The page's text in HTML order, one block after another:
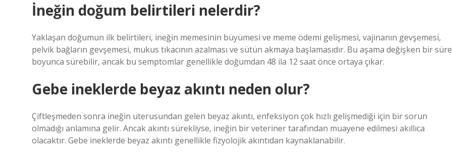
İneğin doğum belirtileri nelerdir?
Yaklaşan doğumun ilk belirtileri, ineğin memesinin büyümesi ve meme ödemi gelişmesi, vajinanın gevşemesi,
pelvik bağların gevşemesi, mukus tıkacının azalması ve sütün akmaya başlamasıdır. Bu aşama değişken bir süre
boyunca sürebilir, ancak bu semptomlar genellikle doğumdan 48 ila 12 saat önce ortaya çıkar.
Gebe ineklerde beyaz akıntı neden olur?
Çiftleşmeden sonra ineğin uterusundan gelen beyaz akıntı, enfeksiyon çok hızlı gelişmediği için bir sorun
olmadığı anlamına gelir. Ancak akıntı sürekliyse, ineğin bir veteriner tarafından muayene edilmesi akıllıca
olacaktır. Gebe ineklerde beyaz akıntı genellikle fizyolojik akıntıdan kaynaklanabilir.